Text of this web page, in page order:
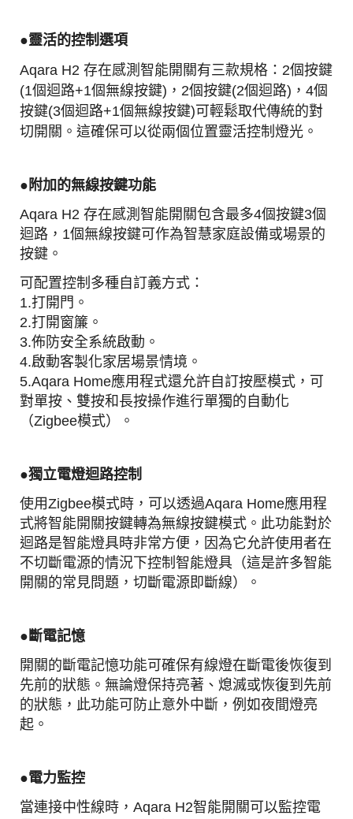
●靈活的控制選項
Aqara H2 存在感測智能開關有三款規格： 2個按鍵
(1個迴路+1個無線按鍵)，2個按鍵(2個迴路)，4個
按鍵(3個迴路+1個無線按鍵)可輕鬆取代傳統的對
切開關。這確保可以從兩個位置靈活控制燈光。
●附加的無線按鍵功能
Aqara H2 存在感測智能開關包含最多4個按鍵3個
迴路，1個無線按鍵可作為智慧家庭設備或場景的
按鍵。
可配置控制多種自訂義方式：
1.打開門。
2.打開窗簾。
3.佈防安全系統啟動。
4.啟動客製化家居場景情境。
5.Aqara Home應用程式還允許自訂按壓模式，可
對單按、雙按和長按操作進行單獨的自動化
（Zigbee模式）。
●獨立電燈迴路控制
使用Zigbee模式時，可以透過Aqara Home應用程
式將智能開關按鍵轉為無線按鍵模式。此功能對於
迴路是智能燈具時非常方便，因為它允許使用者在
不切斷電源的情況下控制智能燈具（這是許多智能
開關的常見問題，切斷電源即斷線）。
● 斷電記憶
開關的斷電記憶功能可確保有線燈在斷電後恢復到
先前的狀態。無論燈保持亮著、熄滅或恢復到先前
的狀態，此功能可防止意外中斷，例如夜間燈亮
起。
●電力監控
當連接中性線時，Aqara H2智能開關可以監控電